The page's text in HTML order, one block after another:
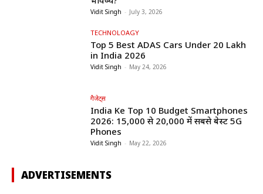
Vidit Singh - July 3, 2026
TECHNOLOAGY
Top 5 Best ADAS Cars Under ₹20 Lakh
in India 2026
Vidit Singh - May 24, 2026
गैजेट्स
India Ke Top 10 Budget Smartphones
2026: ₹15,000 से ₹20,000 में सबसे बेस्ट 5G
Phones
Vidit Singh - May 22, 2026
ADVERTISEMENTS